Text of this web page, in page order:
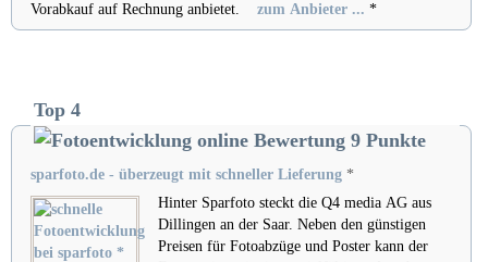
Vorabkauf auf Rechnung anbietet. zum Anbieter ... *
Top 4
sparfoto.de - überzeugt mit schneller Lieferung *
Hinter Sparfoto steckt die Q4 media AG aus
Dillingen an der Saar. Neben den günstigen
Preisen für Fotoabzüge und Poster kann der